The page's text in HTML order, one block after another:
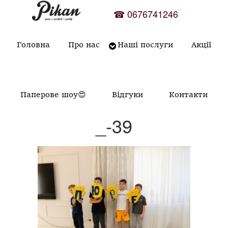
☎0676741246
Головна Про нас Наші послуги Акції
Паперове шоу😍 Відгуки Контакти
_-39